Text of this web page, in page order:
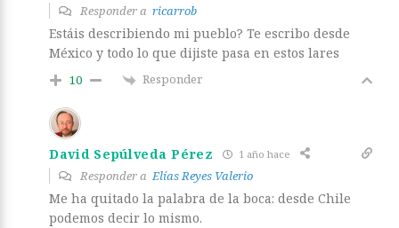
Responder a ricarrob
Estáis describiendo mi pueblo? Te escribo desde
México y todo lo que dijiste pasa en estos lares
10 Responder
David Sepúlveda Pérez 1 año hace
Responder a Elías Reyes Valerio
Me ha quitado la palabra de la boca: desde Chile
podemos decir lo mismo.